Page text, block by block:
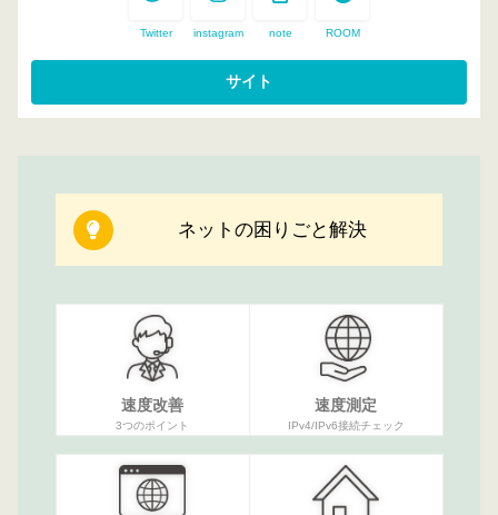
Twitter instagram note ROOM
ネットの困りごと解決
速度改善
3つのポイント
速度測定
IPv4/IPv6接続チェック